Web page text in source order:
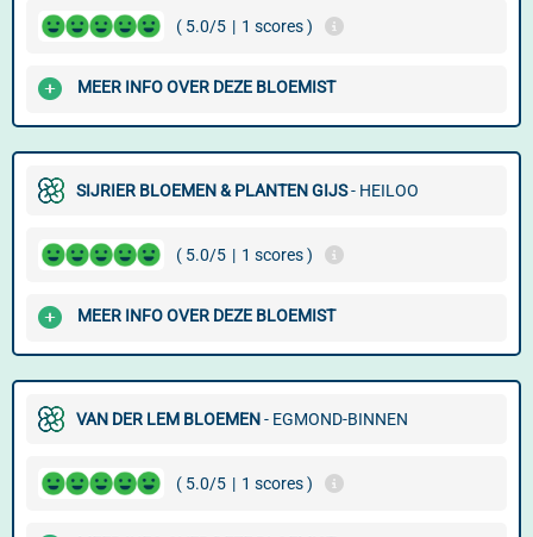
( 5.0/5 | 1 scores )
MEER INFO OVER DEZE BLOEMIST
SIJRIER BLOEMEN & PLANTEN GIJS- HEILOO
( 5.0/5 | 1 scores )
MEER INFO OVER DEZE BLOEMIST
VAN DER LEM BLOEMEN- EGMOND-BINNEN
( 5.0/5 | 1 scores )